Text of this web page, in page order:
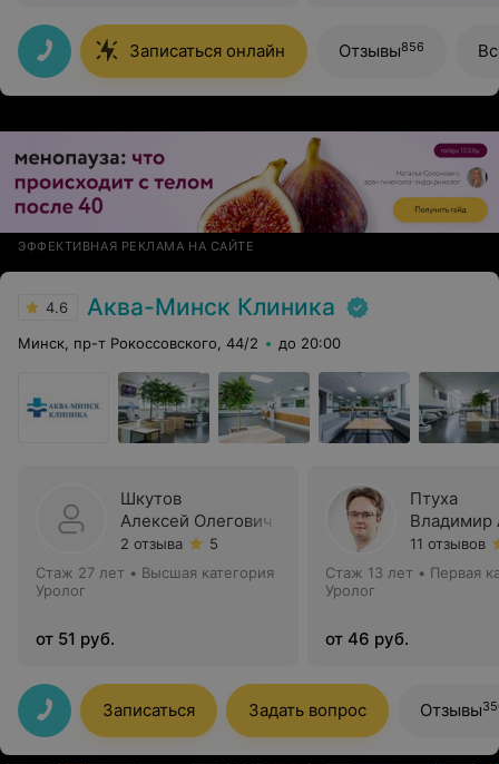
Записаться онлайн Отзывы856
ЭФФЕКТИВНАЯ РЕКЛАМА НА САЙТЕ
4.6 Аква-Минск Клиника
Минск, пр-т Рокоссовского, 44/2 до 20:00
Шкутов
Алексей Олегович
2 отзыва
5
Стаж 27 лет • Высшая категория
Уролог
от 51 руб.
Птуха
Владимир
11 отзывов
Стаж 13 лет • Первая
Уролог
от 46 руб.
Записаться Задать вопрос Отзывы